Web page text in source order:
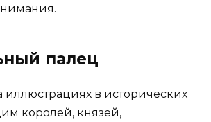
палец
иллюстрациях в исторических
королей, князей,